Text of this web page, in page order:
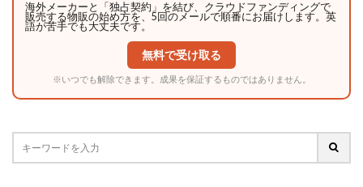
海外メーカーと「独占契約」を結び、クラウドファンディングで
販売する物販の始め方を、5回のメールで順番にお届けします。英
語が苦手でも大丈夫です。
無料で受け取る
※いつでも解除できます。成果を保証するものではありません。